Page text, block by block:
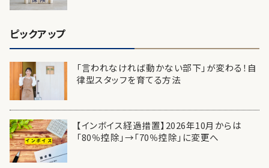
ピックアップ
「言われなければ動かない部下」が変わる！自
律型スタッフを育てる方法
【インボイス経過措置】2026年10月からは
「80％控除」→「70％控除」に変更へ